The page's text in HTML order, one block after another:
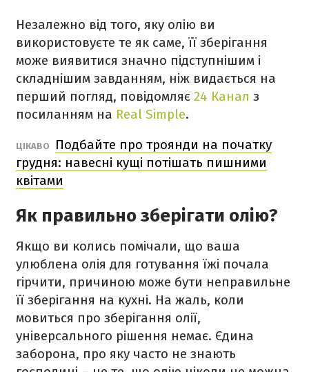
Незалежно від того, яку олію ви
використовуєте те як саме, її зберігання
може виявитися значно підступнішим і
складнішим завданням, ніж видається на
перший погляд, повідомляє 24 Канал з
посиланням на Real Simple.
ЦІКАВО
Подбайте про троянди на початку
грудня: навесні кущі потішать пишними
квітами
Як правильно зберігати олію?
Якщо ви колись помічали, що ваша
улюблена олія для готування їжі почала
гірчити, причиною може бути неправильне
її зберігання на кухні. На жаль, коли
мовиться про зберігання олії,
універсального рішення немає. Єдина
заборона, про яку часто не знають